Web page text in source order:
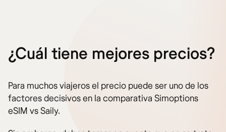
¿Cuál tiene mejores precios?
Para muchos viajeros el precio puede ser uno de los
factores decisivos en la comparativa Simoptions
eSIM vs Saily.